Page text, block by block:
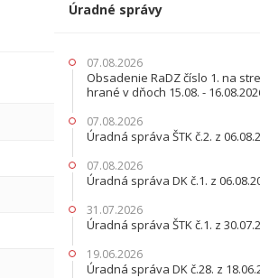
Úradné správy
07.08.2026
Obsadenie RaDZ číslo 1. na
hrané v dňoch 15.08. -
07.08.2026
Úradná správa ŠTK č.2. z
07.08.2026
Úradná správa DK č.1. z
31.07.2026
Úradná správa ŠTK č.1. z
19.06.2026
Úradná správa DK č.28. z